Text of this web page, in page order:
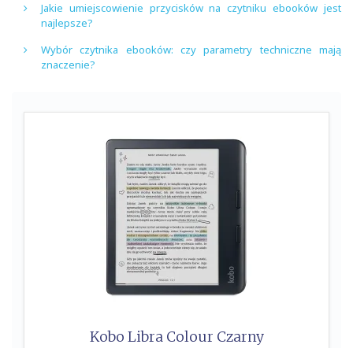
Jakie umiejscowienie przycisków na czytniku ebooków jest
najlepsze?
Wybór czytnika ebooków: czy parametry techniczne mają
znaczenie?
Kobo Libra Colour Czarny